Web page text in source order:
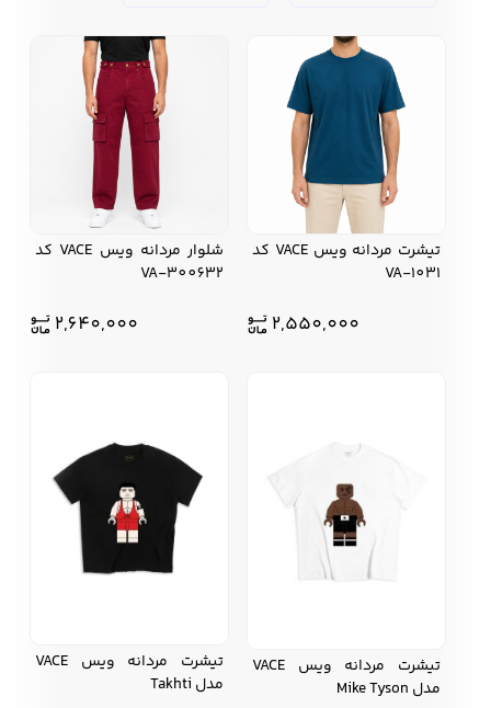
سویشرت و هودی
مردانه
اکسسوری مردانه پوشت مردانه
کیف مردانه
مردانه
لباس زیر مردانه لباس راحتی مردانه
تیشرت مردانه ویس VACE کد
VA-1031
2,550,000
شلوار مردانه ویس VACE کد
VA-300632
2,640,000
تیشرت مردانه ویس VACE
مدل Mike Tyson
تیشرت مردانه ویس VACE
مدل Takhti